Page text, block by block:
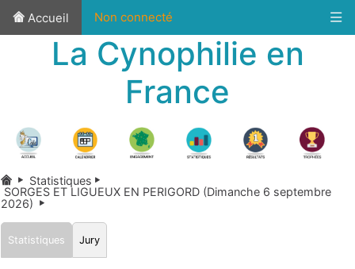
Accueil Non connecté
La Cynophilie en
France
Statistiques
SORGES ET LIGUEUX EN PERIGORD (Dimanche 6 septembre
2026)
Statistiques Jury